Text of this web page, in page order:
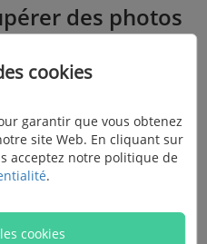
des photos
De
vous recherchez ne se
la seule solution qui
cookies
garantir que vous obtenez
site Web. En cliquant sur
acceptez notre politique de
.
cookies